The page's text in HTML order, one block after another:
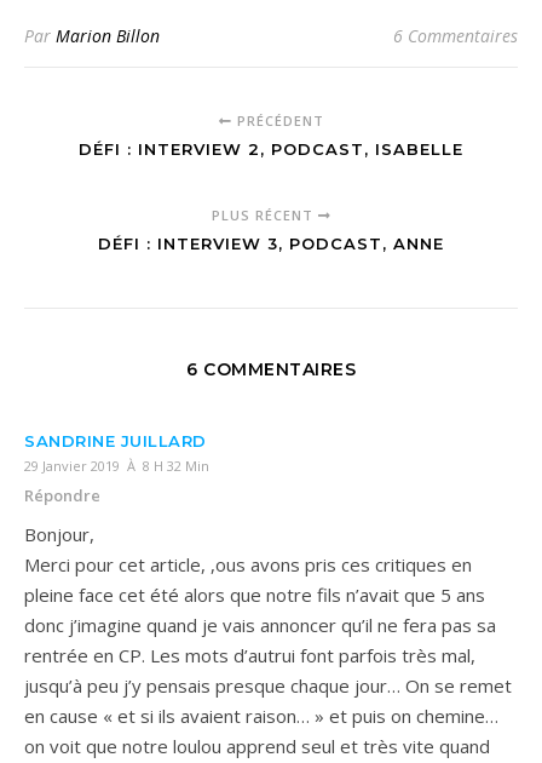
Par Marion Billon 6 Commentaires
PRÉCÉDENT
DÉFI : INTERVIEW 2, PODCAST, ISABELLE
PLUS RÉCENT
DÉFI : INTERVIEW 3, PODCAST, ANNE
6 COMMENTAIRES
SANDRINE JUILLARD
29 Janvier 2019 À 8 H 32 Min
Répondre
Bonjour,
Merci pour cet article, ,ous avons pris ces critiques en
pleine face cet été alors que notre fils n’avait que 5 ans
donc j’imagine quand je vais annoncer qu’il ne fera pas sa
rentrée en CP. Les mots d’autrui font parfois très mal,
jusqu’à peu j’y pensais presque chaque jour… On se remet
en cause « et si ils avaient raison… » et puis on chemine…
on voit que notre loulou apprend seul et très vite quand